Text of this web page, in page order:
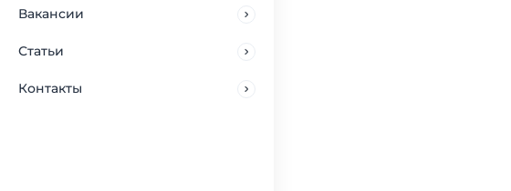
Вакансии
Статьи
Контакты